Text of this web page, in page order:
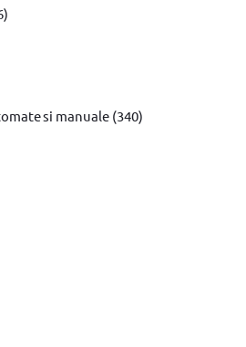
si manuale (340)
981, 39 sertare (Negru)